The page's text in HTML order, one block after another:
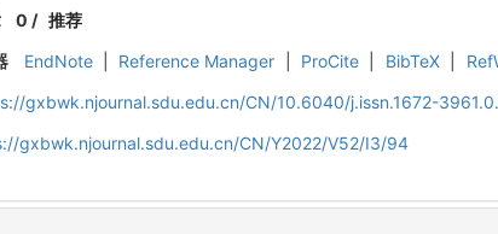
0 / 推荐
EndNote Reference Manager ProCite BibTeX
gxbwk.njournal.sdu.edu.cn/CN/10.6040/j.issn.1672-
gxbwk.njournal.sdu.edu.cn/CN/Y2022/V52/I3/94